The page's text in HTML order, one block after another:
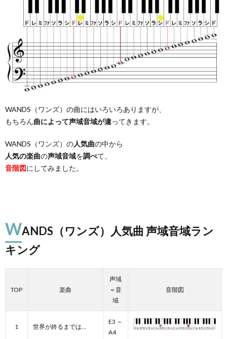
WANDS（ワンズ）の曲にはいろいろありますが、
もちろん曲によって声域音域が違ってきます。
WANDS（ワンズ）の人気曲の中から
人気の楽曲の声域音域を調べて、
音階図にしてみました。
WANDS（ワンズ）人気曲 声域音域ラン
キング
TOP 楽曲
声域
＝音
域
音階図
1 世界が終るまでは…
E3 ～
A4